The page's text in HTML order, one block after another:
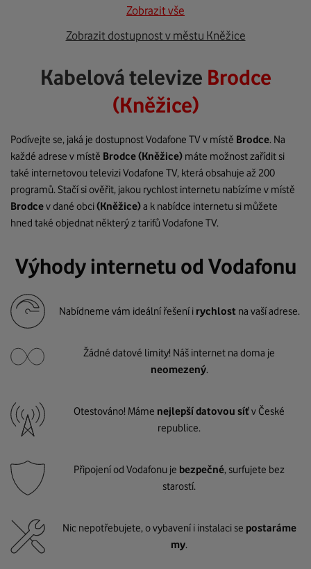
Zobrazit vše
Zobrazit dostupnost v městu Kněžice
Kabelová televize Brodce
(Kněžice)
Podívejte se, jaká je dostupnost Vodafone TV v místě Brodce. Na
každé adrese v místě Brodce(Kněžice) máte možnost zařídit si
také internetovou televizi Vodafone TV, která obsahuje až 200
programů. Stačí si ověřit, jakou rychlost internetu nabízíme v místě
Brodcev dané obci(Kněžice)a k nabídce internetu si můžete
hned také objednat některý z tarifů Vodafone TV.
Výhody internetu od Vodafonu
Nabídneme vám ideální řešení i rychlost na vaší adrese.
Žádné datové limity! Náš internet na doma je
neomezený.
Otestováno! Máme nejlepší datovou síťv České
republice.
Připojení od Vodafonu je bezpečné, surfujete bez
starostí.
Nic nepotřebujete, o vybavení i instalaci se postaráme
my.